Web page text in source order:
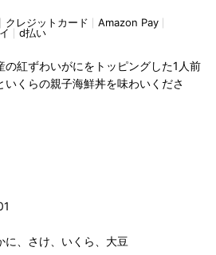
クレジットカード
Amazon Pay
d払い
の紅ずわいがにをトッピングした1人前
くらの親子海鮮丼を味わいくださ
に、さけ、いくら、大豆